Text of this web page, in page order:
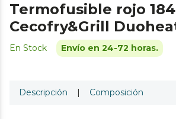
Termofusible rojo
Cecofry&Grill
En Stock Envío en 24-72 horas.
Descripción | Composición